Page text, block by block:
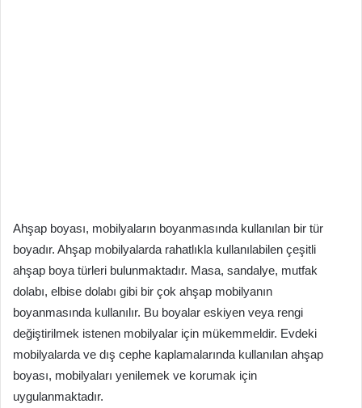
Ahşap boyası, mobilyaların boyanmasında kullanılan bir tür
boyadır. Ahşap mobilyalarda rahatlıkla kullanılabilen çeşitli
ahşap boya türleri bulunmaktadır. Masa, sandalye, mutfak
dolabı, elbise dolabı gibi bir çok ahşap mobilyanın
boyanmasında kullanılır. Bu boyalar eskiyen veya rengi
değiştirilmek istenen mobilyalar için mükemmeldir. Evdeki
mobilyalarda ve dış cephe kaplamalarında kullanılan ahşap
boyası, mobilyaları yenilemek ve korumak için
uygulanmaktadır.